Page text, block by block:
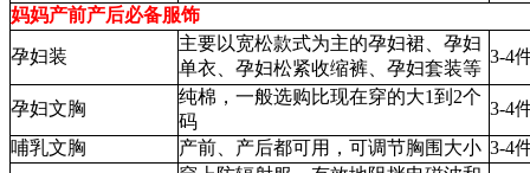
妈妈产前产后必备服饰
孕妇装
主要以宽松款式为主的孕妇裙、孕妇
单衣、孕妇松紧收缩裤、孕妇套装等
3-4
孕妇文胸
纯棉，一般选购比现在穿的大1到2个
码
3-4
哺乳文胸
产前、产后都可用，可调节胸围大小 3-4